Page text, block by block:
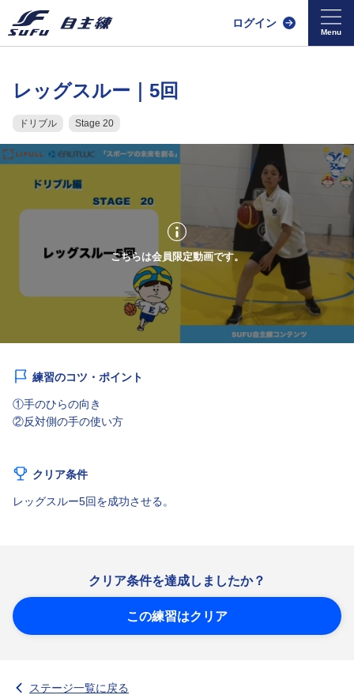
ログイン
レッグスルー｜5回
ドリブル Stage 20
こちらは会員限定動画です。
練習のコツ・ポイント
①手のひらの向き
②反対側の手の使い方
クリア条件
レッグスルー5回を成功させる。
クリア条件を達成しましたか？
この練習はクリア
ステージ一覧に戻る